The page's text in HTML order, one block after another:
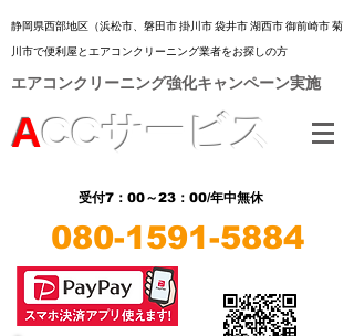
静岡県西部地区（浜松市、 磐田市 掛川市 袋井市 湖西市 御前崎市 菊
川市で便利屋とエアコンクリーニング業者をお探しの方
​エアコンクリーニング強化キャンペーン実施
ACCサービス
受付7：00～23：00/年中無休
080-1591-5884
​LINE